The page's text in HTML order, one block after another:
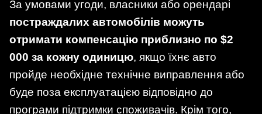
За умовами угоди, власники або орендарі
постраждалих автомобілів можуть
отримати компенсацію приблизно по $2
000 за кожну одиницю, якщо їхнє авто
пройде необхідне технічне виправлення або
буде поза експлуатацією відповідно до
програми підтримки споживачів. Крім того,